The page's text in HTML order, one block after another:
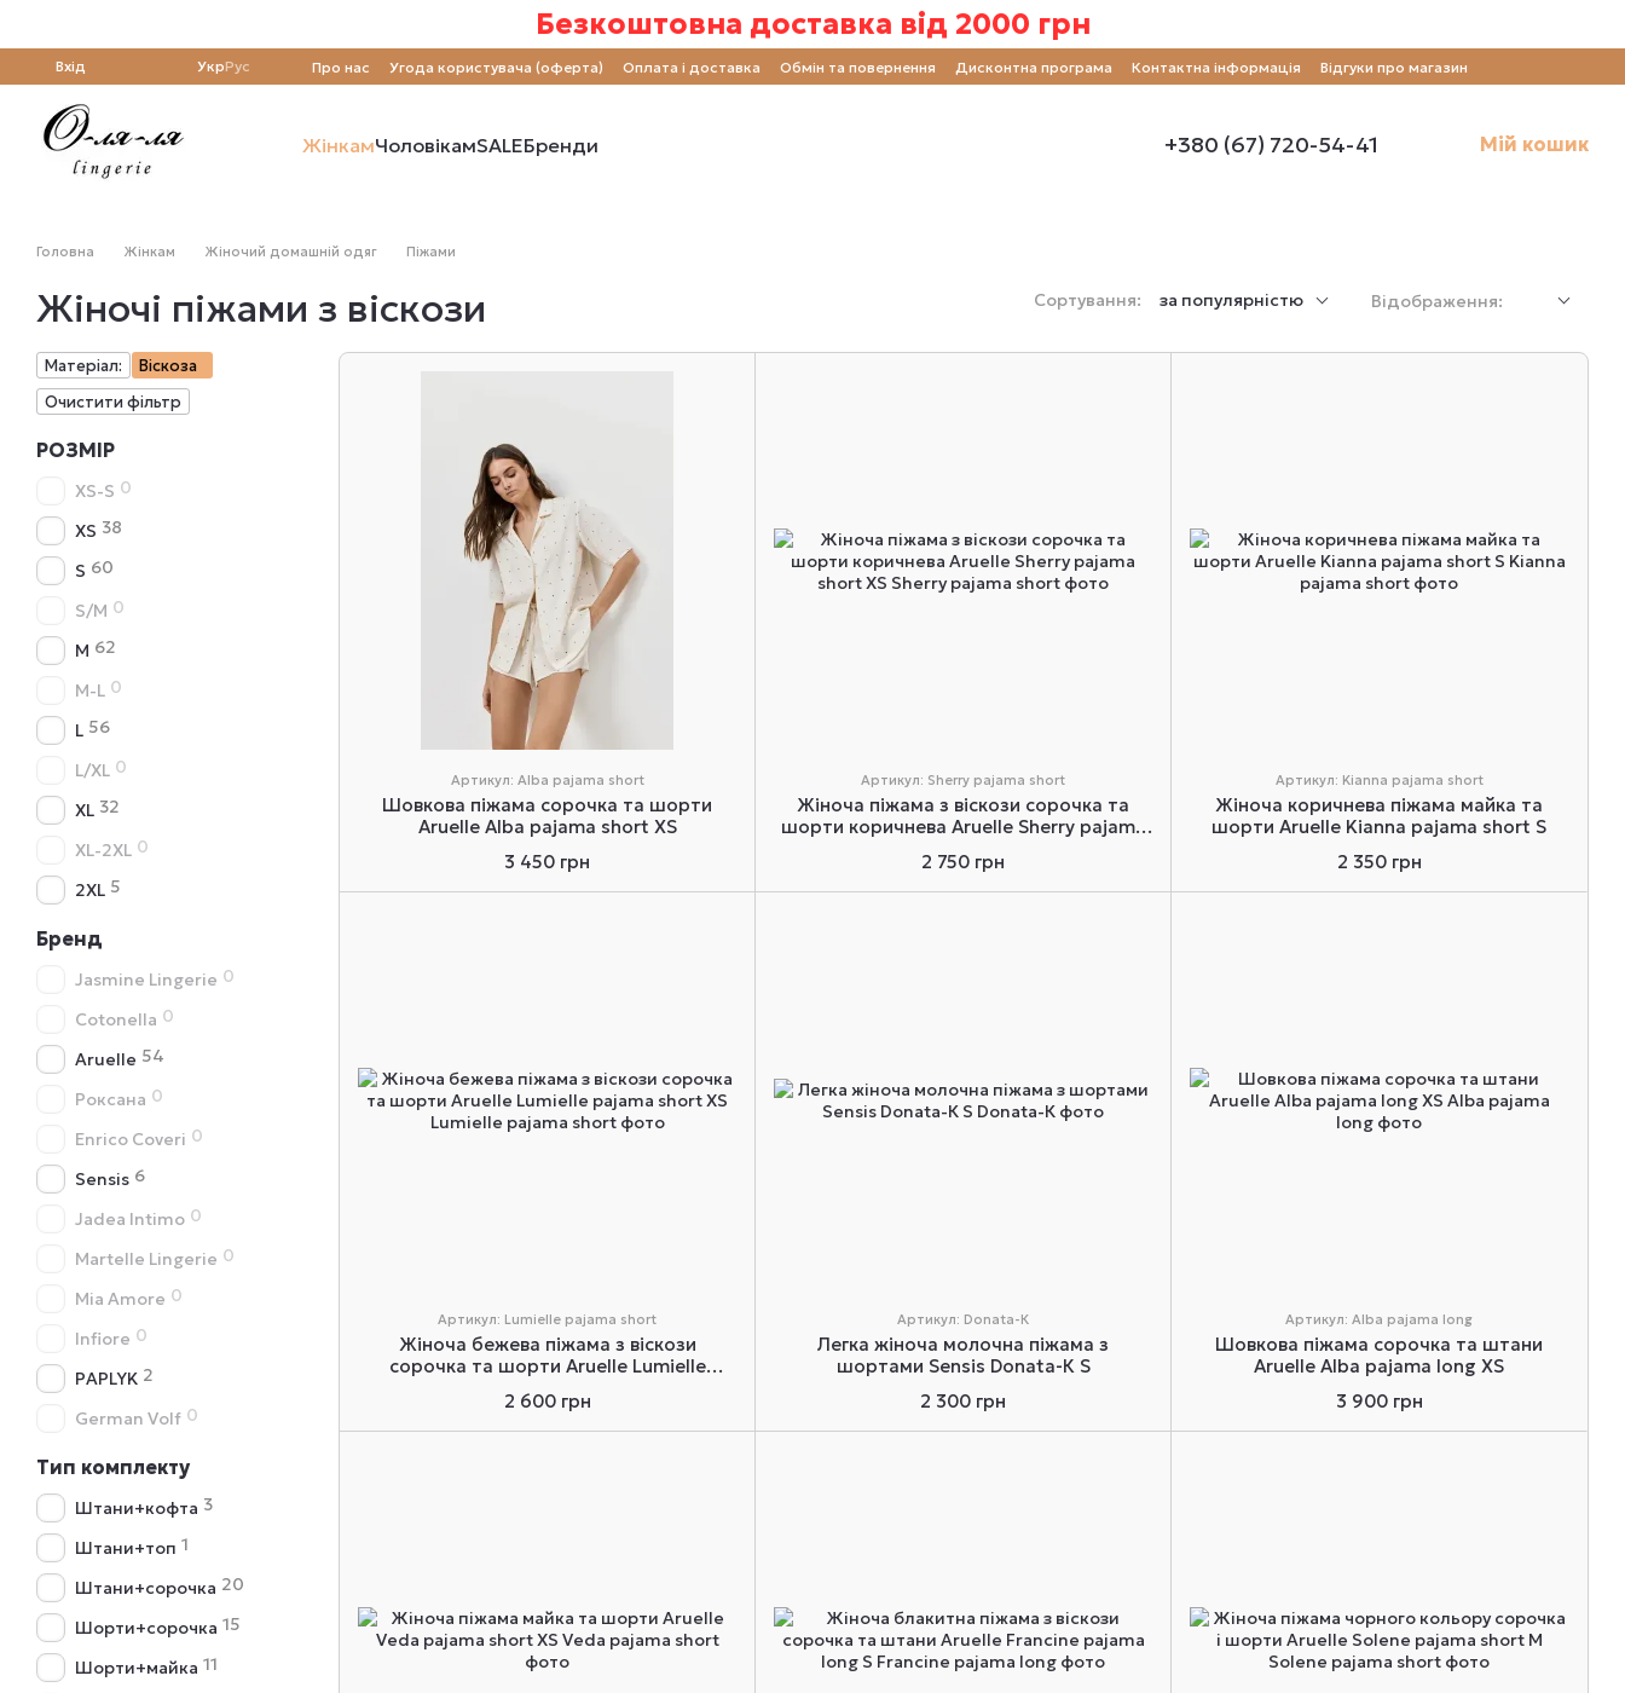
Безкоштовна доставка від 2000 грн
Вхід УкрРус Про нас Угода користувача (оферта) Оплата і доставка Обмін та повернення Дисконтна програма Контактна інформація Відгуки про магазин
ЖінкамЧоловікамSALEБренди +380 (67) 720-54-41 Мій кошик
Головна Жінкам Жіночий домашній одяг Піжами
Жіночі піжами з віскози Сортування: за популярністю Відображення:
Артикул: Alba pajama short
Шовкова піжама сорочка та шорти
Aruelle Alba pajama short XS
3 450 грн
Артикул: Sherry pajama short
Жіноча піжама з віскози сорочка та
шорти коричнева Aruelle Sherry pajama
2 750 грн
Артикул: Kianna pajama short
Жіноча коричнева піжама майка та
шорти Aruelle Kianna pajama short S
2 350 грн
Артикул: Lumielle pajama short
Жіноча бежева піжама з віскози
сорочка та шорти Aruelle Lumielle
pajama short XS
2 600 грн
Артикул: Donata-К
Легка жіноча молочна піжама з
шортами Sensis Donata-К S
2 300 грн
Артикул: Alba pajama long
Шовкова піжама сорочка та штани
Aruelle Alba pajama long XS
3 900 грн
Матеріал:
Віскоза
Очистити фільтр
РОЗМІР
XS-S 0
XS 38
S 60
S/M 0
M 62
M-L 0
L 56
L/XL 0
XL 32
XL-2XL 0
2XL 5
Бренд
Jasmine Lingerie 0
Cotonella 0
Aruelle 54
Роксана 0
Enrico Coveri 0
Sensis 6
Jadea Intimo 0
Martelle Lingerie 0
Mia Amore 0
Infiore 0
PAPLYK 2
German Volf 0
Тип комплекту
Штани+кофта 3
Штани+топ 1
Штани+сорочка 20
Шорти+сорочка 15
Шорти+майка 11